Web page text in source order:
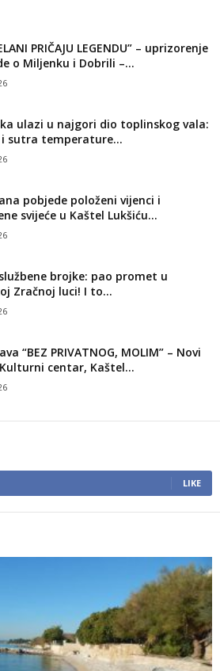
PRIČAJU LEGENDU” – uprizorenje
o Miljenku i Dobrili –...
ulazi u najgori dio toplinskog vala:
i sutra temperature...
pobjede položeni vijenci i
svijeće u Kaštel Lukšiću...
brojke: pao promet u
Zračnoj luci! I to...
“BEZ PRIVATNOG, MOLIM” – Novi
centar, Kaštel...
LIKE